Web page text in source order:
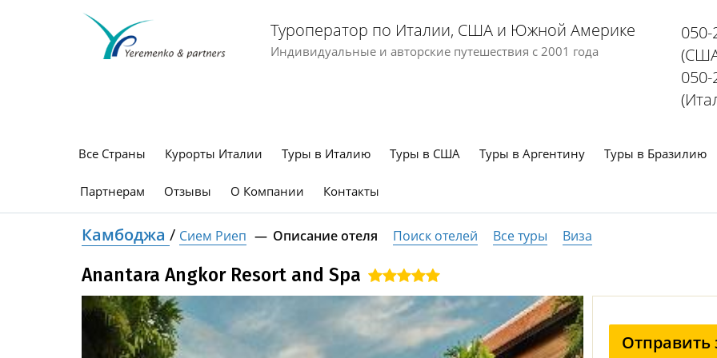
Туроператор по Италии, США и Южной Америке
Индивидуальные и авторские путешествия с 2001 года
050-
Все Страны Курорты Италии Туры в Италию Туры в США Туры в Аргентину Туры в Бразилию
Партнерам Отзывы О Компании Контакты
Камбоджа / Сием Риеп Описание отеля Поиск отелей Все туры Виза
Anantara Angkor Resort and Spa
Отправить